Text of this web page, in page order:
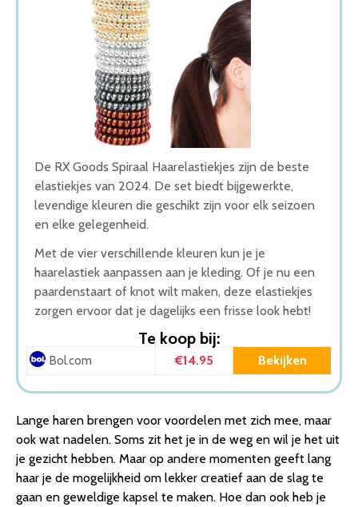
4. Invisibobble Original Haarelastiekjes
5. Glim 500x Transparant mini elastiekjes
Wat is de beste Elastiekjes van 2026
1. Beste Elastiekjes van 2026
2. Goede Koop Elastiekjes
3. Goede Budget Elastiekjes
4. Stijlvolle Elastiekjes
5. Goede Prijs-Kwaliteit Elastiekjes
Conclusie
De RX Goods Spiraal Haarelastiekjes zijn de beste
elastiekjes van 2024. De set biedt bijgewerkte,
levendige kleuren die geschikt zijn voor elk seizoen
en elke gelegenheid.
Met de vier verschillende kleuren kun je je
haarelastiek aanpassen aan je kleding. Of je nu een
paardenstaart of knot wilt maken, deze elastiekjes
zorgen ervoor dat je dagelijks een frisse look hebt!
Te koop bij:
Bol.com €14.95 Bekijken
Lange haren brengen voor voordelen met zich mee, maar
ook wat nadelen. Soms zit het je in de weg en wil je het uit
je gezicht hebben. Maar op andere momenten geeft lang
haar je de mogelijkheid om lekker creatief aan de slag te
gaan en geweldige kapsel te maken. Hoe dan ook heb je